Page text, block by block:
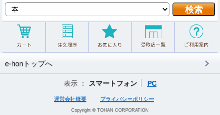
e-honトップへ
表示 ： スマートフォン PC
運営会社概要 プライバシーポリシー
Copyright © TOHAN CORPORATION